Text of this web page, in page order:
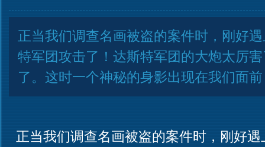
正当我们调查名画被盗的案件时，刚好
特军团攻击了！达斯特军团的大炮太厉
了。这时一个神秘的身影出现在我们面
正当我们调查名画被盗的案件时，刚好